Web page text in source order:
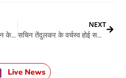
Test Cricket: अब चार दिन के होई टेस्ट मैच, एह नियम के कब से लागू करी ICC? भारत सहित तीन टीम रही अपवाद
NEXT
सचिन तेंदुलकर के वर्चस्व होई समाप्त, जे रूट तूड़ी इs बड़ रिकॉर्ड
Live News